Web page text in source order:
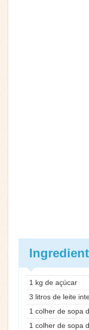
1 kg de açúcar
3 litros de leite
1 colher de sopa
1 colher de sopa